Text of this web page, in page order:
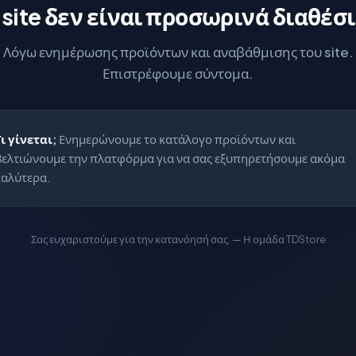
δεν είναι προσωρινά
Λόγω ενημέρωσης προϊόντων και αναβάθμισης του site.
Επιστρέφουμε σύντομα.
γίνεται; Ενημερώνουμε το κατάλογο προϊόντων και
την πλατφόρμα για να σας εξυπηρετήσουμε ακόμα
Σας ευχαριστούμε για την κατανόησή σας. — Η ομάδα TDStore